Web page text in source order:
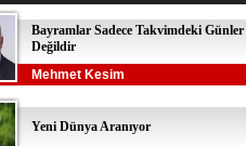
Bayramlar Sadece Takvimdeki Günler
Değildir
Mehmet Kesim
Yeni Dünya Aranıyor